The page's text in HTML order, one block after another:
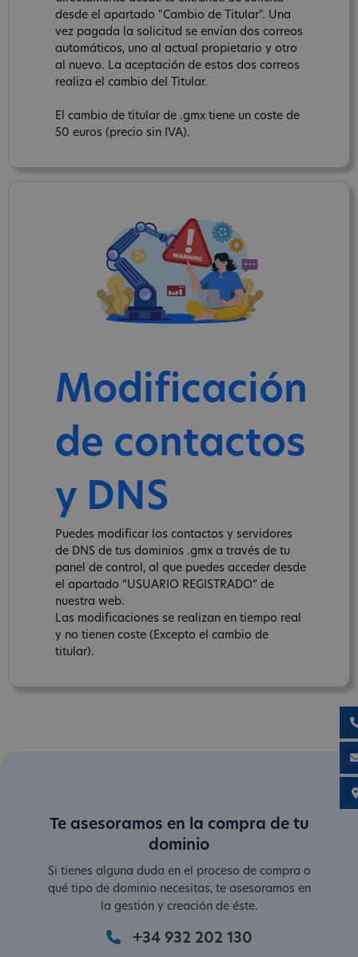
desde el apartado "Cambio de Titular". Una
vez pagada la solicitud se envían dos correos
automáticos, uno al actual propietario y otro
al nuevo. La aceptación de estos dos correos
realiza el cambio del Titular.
El cambio de titular de .gmx tiene un coste de
50 euros (precio sin IVA).
Modificación
de contactos
y DNS
Puedes modificar los contactos y servidores
de DNS de tus dominios .gmx a través de tu
panel de control, al que puedes acceder desde
el apartado “USUARIO REGISTRADO” de
nuestra web.
Las modificaciones se realizan en tiempo real
y no tienen coste (Excepto el cambio de
titular).
Te asesoramos en la compra de tu
dominio
Si tienes alguna duda en el proceso de compra o
qué tipo de dominio necesitas, te asesoramos en
la gestión y creación de éste.
+34 932 202 130